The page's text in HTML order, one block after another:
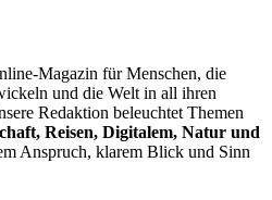
Magazin für Menschen, die
und die Welt in all ihren
Redaktion beleuchtet Themen
Reisen, Digitalem, Natur und
Anspruch, klarem Blick und Sinn